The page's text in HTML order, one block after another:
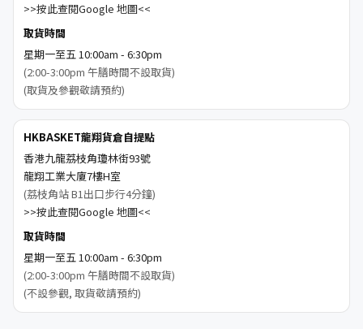
>>按此查閱Google 地圖<<
取貨時間
星期一至五 10:00am - 6:30pm
(2:00-3:00pm 午膳時間不設取貨)
(取貨及參觀敬請預約)
HKBASKET龍翔貨倉自提點
香港九龍荔枝角瓊林街93號
龍翔工業大廈7樓H室
(荔枝角站 B1出口步行4分鐘)
>>按此查閱Google 地圖<<
取貨時間
星期一至五 10:00am - 6:30pm
(2:00-3:00pm 午膳時間不設取貨)
(不設參觀, 取貨敬請預約)